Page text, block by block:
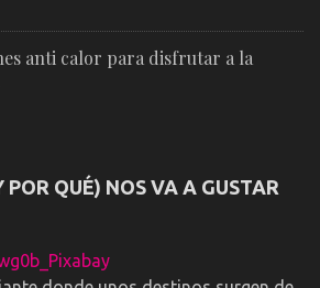
anti calor para disfrutar a la
QUÉ) NOS VA A GUSTAR